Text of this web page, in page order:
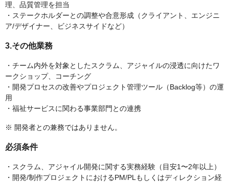
理、品質管理を担当
・ステークホルダーとの調整や合意形成（クライアント、エンジニ
ア/デザイナー、ビジネスサイドなど）
3.その他業務
・チーム内外を対象としたスクラム、アジャイルの浸透に向けたワ
ークショップ、コーチング
・開発プロセスの改善やプロジェクト管理ツール（Backlog等）の運
用
・福祉サービスに関わる事業部門との連携
※ 開発者との兼務ではありません。
必須条件
・スクラム、アジャイル開発に関する実務経験（目安1〜2年以上）
・開発/制作プロジェクトにおけるPM/PLもしくはディレクション経